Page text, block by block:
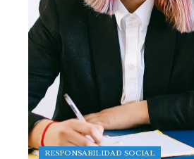
RESPONSABILIDAD SOCIAL